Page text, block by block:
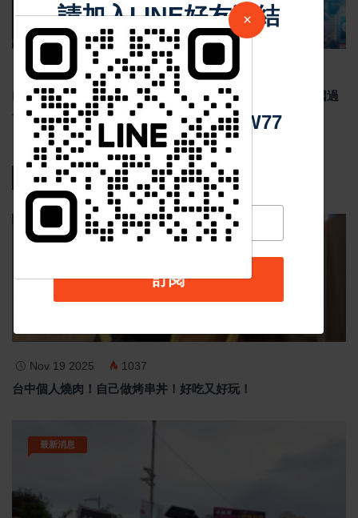
Jul 29 2026 1781
Meta祖克柏談美中AI競爭 反對封鎖中國AI模型 示警美國過
度監管恐削弱競爭力
熱門新聞
影音新聞
Nov 19 2025 1037
台中個人燒肉！自己做烤串丼！好吃又好玩！
最新消息
請加入LINE好友連結
中 華 超 傳 媒
Https://reurl.cc/adqW77
訂閱
×